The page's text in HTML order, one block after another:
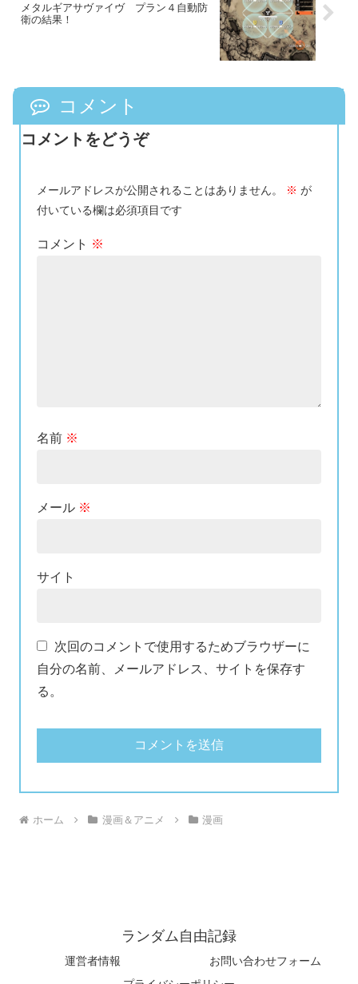
メタルギアサヴァイヴ プラン４自動防
衛の結果！
コメント
コメントをどうぞ
メールアドレスが公開されることはありません。 ※ が
付いている欄は必須項目です
コメント ※
名前 ※
メール ※
サイト
次回のコメントで使用するためブラウザーに
自分の名前、メールアドレス、サイトを保存す
る。
ホーム 漫画＆アニメ 漫画
ランダム自由記録
運営者情報
お問い合わせフォーム